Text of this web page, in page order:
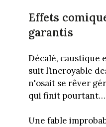
Effets
garantis
Décalé, caustique
suit l’incroyable
n'osait se rêver
qui finit pourtant…
Une fable